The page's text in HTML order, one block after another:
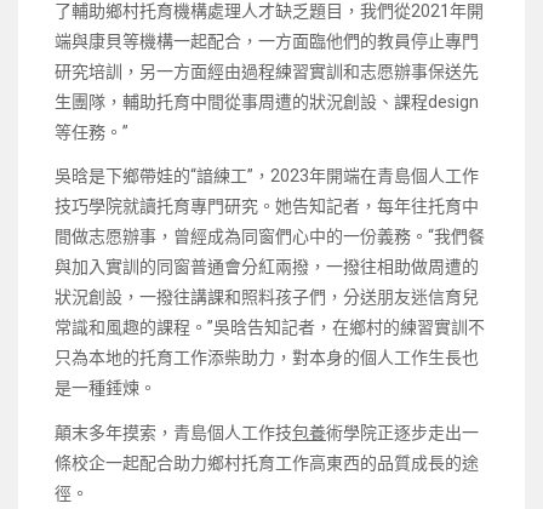
了輔助鄉村托育機構處理人才缺乏題目，我們從2021年開
端與康貝等機構一起配合，一方面臨他們的教員停止專門
研究培訓，另一方面經由過程練習實訓和志愿辦事保送先
生團隊，輔助托育中間從事周遭的狀況創設、課程design
等任務。”
吳晗是下鄉帶娃的“諳練工”，2023年開端在青島個人工作
技巧學院就讀托育專門研究。她告知記者，每年往托育中
間做志愿辦事，曾經成為同窗們心中的一份義務。“我們餐
與加入實訓的同窗普通會分紅兩撥，一撥往相助做周遭的
狀況創設，一撥往講課和照料孩子們，分送朋友迷信育兒
常識和風趣的課程。”吳晗告知記者，在鄉村的練習實訓不
只為本地的托育工作添柴助力，對本身的個人工作生長也
是一種錘煉。
顛末多年摸索，青島個人工作技包養術學院正逐步走出一
條校企一起配合助力鄉村托育工作高東西的品質成長的途
徑。